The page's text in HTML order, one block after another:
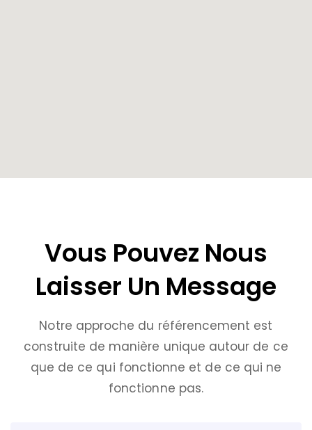
Vous Pouvez Nous
Laisser Un Message
Notre approche du référencement est
construite de manière unique autour de ce
que de ce qui fonctionne et de ce qui ne
fonctionne pas.